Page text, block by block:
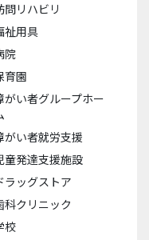
問リハビリ
祉用具
院
育園
がい者グループホー
がい者就労支援
童発達支援施設
ラッグストア
科クリニック
校